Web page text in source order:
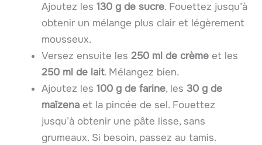
Ajoutez les 130 g de sucre. Fouettez jusqu’à
obtenir un mélange plus clair et légèrement
mousseux.
Versez ensuite les 250 ml de crème et les
250 ml de lait. Mélangez bien.
Ajoutez les 100 g de farine, les 30 g de
maïzena et la pincée de sel. Fouettez
jusqu’à obtenir une pâte lisse, sans
grumeaux. Si besoin, passez au tamis.